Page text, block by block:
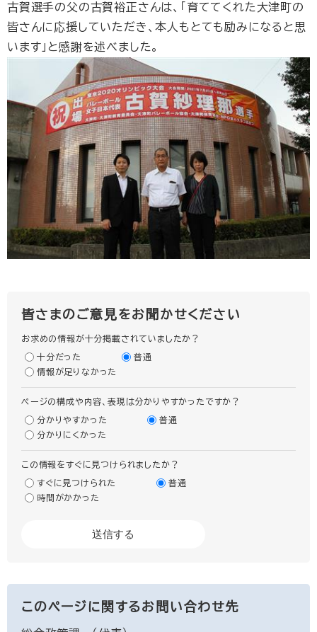
古賀選手の父の古賀裕正さんは、「育ててくれた大津町の
皆さんに応援していただき、本人もとても励みになると思
います」と感謝を述べました。
皆さまのご意見をお聞かせください
お求めの情報が十分掲載されていましたか？
十分だった
普通
情報が足りなかった
ページの構成や内容、表現は分かりやすかったですか？
分かりやすかった
普通
分かりにくかった
この情報をすぐに見つけられましたか？
すぐに見つけられた
普通
時間がかかった
このページに関するお問い合わせ先